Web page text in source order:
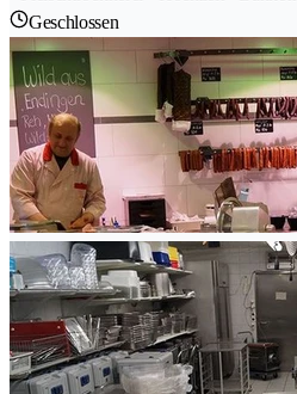
Geschlossen